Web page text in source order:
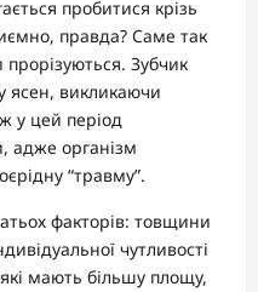
пробитися крізь
правда? Саме так
Зубчик
ясен, викликаючи
у цей період
адже організм
“травму”.
факторів: товщини
чутливості
мають більшу площу,